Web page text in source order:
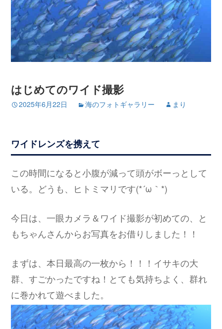
はじめてのワイド撮影
2025年6月22日 海のフォトギャラリー まり
ワイドレンズを携えて
この時間になると小腹が減って頭がボーっとして
いる。どうも、ヒトミマリです(*´ω｀*)
今日は、一眼カメラ＆ワイド撮影が初めての、と
もちゃんさんからお写真をお借りしました！！
まずは、本日最高の一枚から！！！イサキの大
群、すごかったですね！とても気持ちよく、群れ
に巻かれて遊べました。